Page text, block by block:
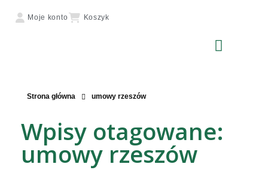
Moje konto Koszyk
Strona główna umowy rzeszów
Wpisy otagowane:
umowy rzeszów